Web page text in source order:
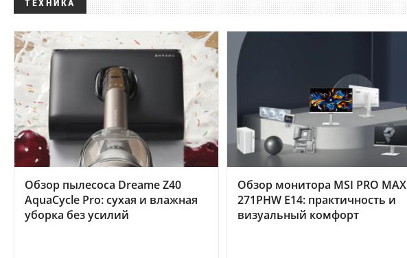
ТЕХНИКА
Обзор пылесоса Dreame Z40
AquaCycle Pro: сухая и влажная
уборка без усилий
Обзор монитора MSI PRO MAX
271PHW E14: практичность и
визуальный комфорт